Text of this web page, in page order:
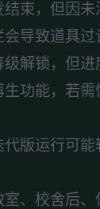
束，但因
导致道具
解锁，但
生功能，若
版运行可
、校舍后、